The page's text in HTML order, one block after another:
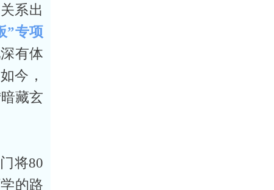
系出
”专项
有体
今，
藏玄
将80
的路